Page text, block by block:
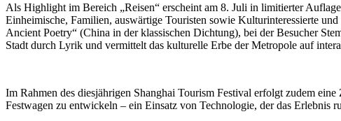
Als Highlight im Bereich „Reisen“ erscheint am 8. Juli in limitierter
Einheimische, Familien, auswärtige Touristen sowie Kulturinteressierte
Ancient Poetry“ (China in der klassischen Dichtung), bei der Besucher
Stadt durch Lyrik und vermittelt das kulturelle Erbe der Metropole auf
Im Rahmen des diesjährigen Shanghai Tourism Festival erfolgt zudem
Festwagen zu entwickeln – ein Einsatz von Technologie, der das Erlebnis